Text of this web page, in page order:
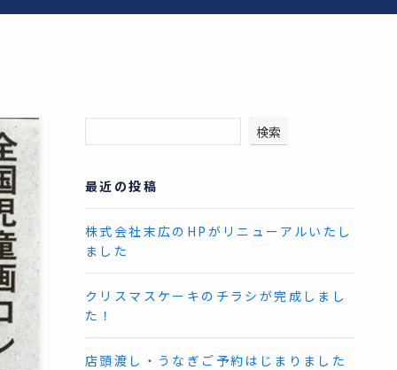
検索
最近の投稿
株式会社末広のHPがリニューアルいたし
ました
クリスマスケーキのチラシが完成しまし
た！
店頭渡し・うなぎご予約はじまりました